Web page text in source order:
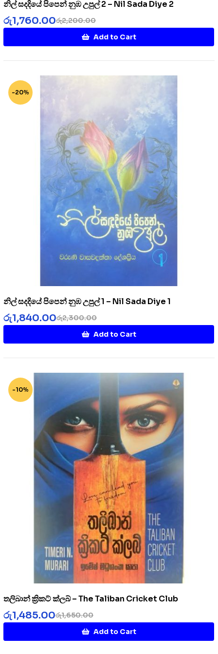
නිල් සදදියේ පිපෙන් නුඹ උපුල් 2 – Nil Sada Diye 2
රු2,200.00
රු1,760.00
Add to Cart
-20%
නිල් සදදියේ පිපෙන් නුඹ උපුල් 1 – Nil Sada Diye 1
රු2,300.00
රු1,840.00
Add to Cart
-10%
තලිබාන් ක්‍රිකට් ක්ලබ් – The Taliban Cricket Club
රු1,650.00
රු1,485.00
Add to Cart